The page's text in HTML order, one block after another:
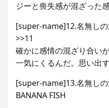
ジーと喪失感が混ざった
[super-name]12.名無し
>>11
確かに感情の混ざり合い
一気にくるんだ。思い出
[super-name]13.名無し
BANANA FISH